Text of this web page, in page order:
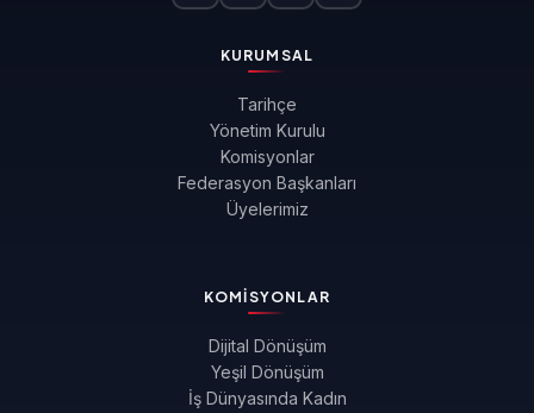
KURUMSAL
Tarihçe
Yönetim Kurulu
Komisyonlar
Federasyon Başkanları
Üyelerimiz
KOMISYONLAR
Dijital Dönüşüm
Yeşil Dönüşüm
İş Dünyasında Kadın